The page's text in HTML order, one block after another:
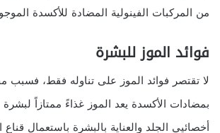
من المركبات الفينولية المضادة للأكسدة
فوائد الموز للبشرة
لا تقتصر فوائد الموز على تناوله فقط، فسبب
بمضادات الأكسدة يعد الموز غذاءً ممتازاً
أخصائيي الجلد والعناية بالبشرة باستعمال